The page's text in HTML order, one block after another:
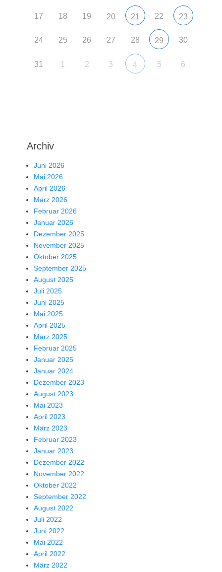
17 18 19 20 21 22 23
24 25 26 27 28 29 30
31 1 2 3 4 5 6
Archiv
Juni 2026
Mai 2026
April 2026
März 2026
Februar 2026
Januar 2026
Dezember 2025
November 2025
Oktober 2025
September 2025
August 2025
Juli 2025
Juni 2025
Mai 2025
April 2025
März 2025
Februar 2025
Januar 2025
Januar 2024
Dezember 2023
August 2023
Mai 2023
April 2023
März 2023
Februar 2023
Januar 2023
Dezember 2022
November 2022
Oktober 2022
September 2022
August 2022
Juli 2022
Juni 2022
Mai 2022
April 2022
März 2022